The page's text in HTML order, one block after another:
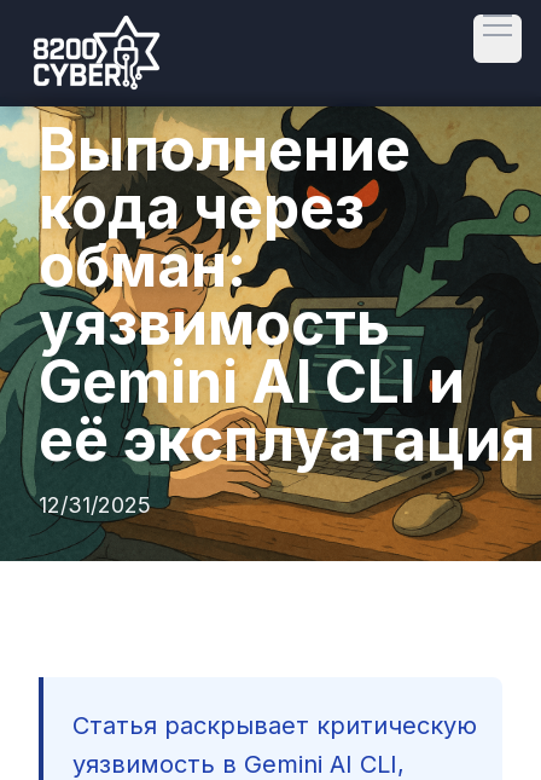
Выполнение
кода через
обман:
уязвимость
Gemini AI CLI и
её эксплуатация
12/31/2025
Статья раскрывает критическую
уязвимость в Gemini AI CLI,